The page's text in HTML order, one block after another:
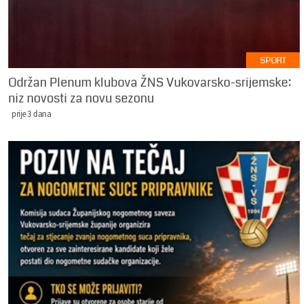
SPORT
Održan Plenum klubova ŽNS Vukovarsko-srijemske:
niz novosti za novu sezonu
prije 3 dana